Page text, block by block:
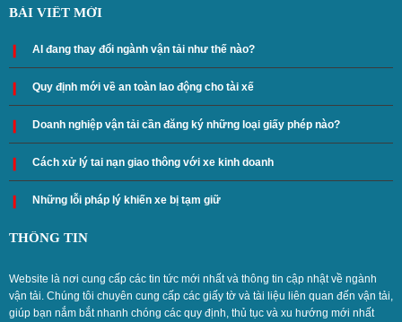
BÀI VIẾT MỚI
AI đang thay đổi ngành vận tải như thế nào?
Quy định mới về an toàn lao động cho tài xế
Doanh nghiệp vận tải cần đăng ký những loại giấy phép nào?
Cách xử lý tai nạn giao thông với xe kinh doanh
Những lỗi pháp lý khiến xe bị tạm giữ
THÔNG TIN
Website là nơi cung cấp các tin tức mới nhất và thông tin cập nhật về ngành
vận tải. Chúng tôi chuyên cung cấp các giấy tờ và tài liệu liên quan đến vận tải,
giúp bạn nắm bắt nhanh chóng các quy định, thủ tục và xu hướng mới nhất